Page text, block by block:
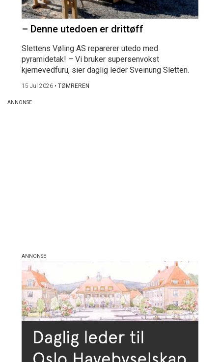
– Denne utedoen er drittøff
Slettens Vøling AS reparerer utedo med
pyramidetak! – Vi bruker supersenvokst
kjernevedfuru, sier daglig leder Sveinung Sletten.
15 Jul 2026 • TØMREREN